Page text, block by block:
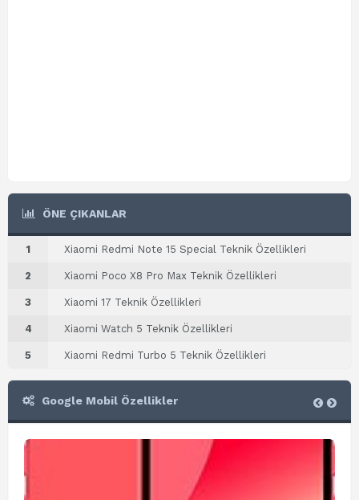
ÖNE ÇIKANLAR
1 Xiaomi Redmi Note 15 Special Teknik Özellikleri
2 Xiaomi Poco X8 Pro Max Teknik Özellikleri
3 Xiaomi 17 Teknik Özellikleri
4 Xiaomi Watch 5 Teknik Özellikleri
5 Xiaomi Redmi Turbo 5 Teknik Özellikleri
Google Mobil Özellikler